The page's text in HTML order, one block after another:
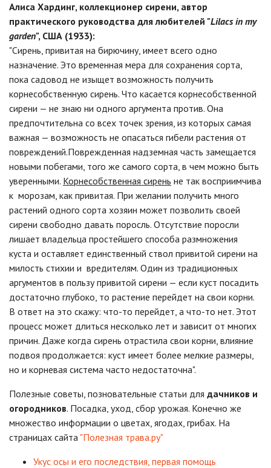
Алиса Хардинг, коллекционер сирени, автор
практического руководства для любителей "Lilacs in my
garden", США (1933):
"Сирень, привитая на бирючину, имеет всего одно
назначение. Это временная мера для сохранения сорта,
пока садовод не изыщет возможность получить
корнесобственную сирень. Что касается корнесобственной
сирени — не знаю ни одного аргумента против. Она
предпочтительна со всех точек зрения, из которых самая
важная — возможность не опасаться гибели растения от
повреждений.Поврежденная надземная часть замещается
новыми побегами, того же самого сорта, в чем можно быть
уверенными. Корнесобственная сирень не так восприимчива
к морозам, как привитая. При желании получить много
растений одного сорта хозяин может позволить своей
сирени свободно давать поросль. Отсутствие поросли
лишает владельца простейшего способа размножения
куста и оставляет единственный ствол привитой сирени на
милость стихии и вредителям. Один из традиционных
аргументов в пользу привитой сирени — если куст посадить
достаточно глубоко, то растение перейдет на свои корни.
В ответ на это скажу: что-то перейдет, а что-то нет. Этот
процесс может длиться несколько лет и зависит от многих
причин. Даже когда сирень отрастила свои корни, влияние
подвоя продолжается: куст имеет более мелкие размеры,
но и корневая система часто недостаточна".
Полезные советы, позновательные статьи для дачников и
огородников. Посадка, уход, сбор урожая. Конечно же
множество информации о цветах, ягодах, грибах. На
страницах сайта "Полезная трава.ру"
Укус осы и его последствия, первая помощь